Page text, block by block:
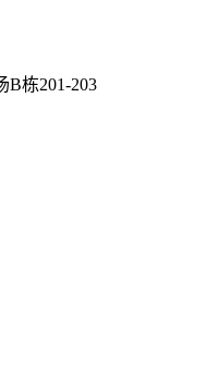
B栋201-203